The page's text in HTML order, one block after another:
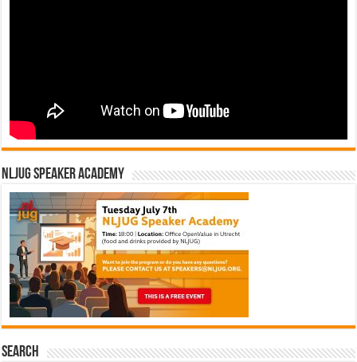
NLJUG Speaker Academy
Search